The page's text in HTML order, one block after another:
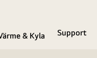
& Kyla Support